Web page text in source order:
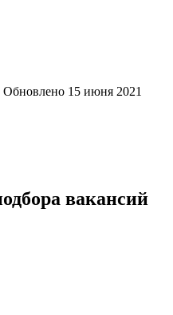
Обновлено 15 июня 2021
вакансий